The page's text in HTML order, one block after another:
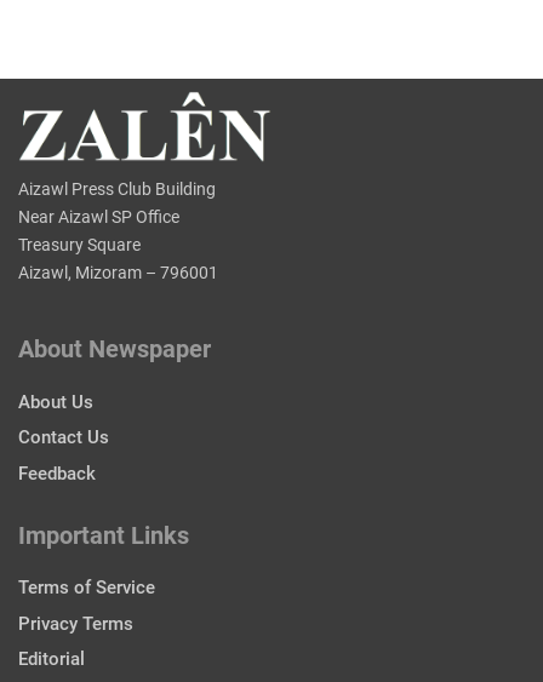
Aizawl Press Club Building
Near Aizawl SP Office
Treasury Square
Aizawl, Mizoram – 796001
About Newspaper
About Us
Contact Us
Feedback
Important Links
Terms of Service
Privacy Terms
Editorial